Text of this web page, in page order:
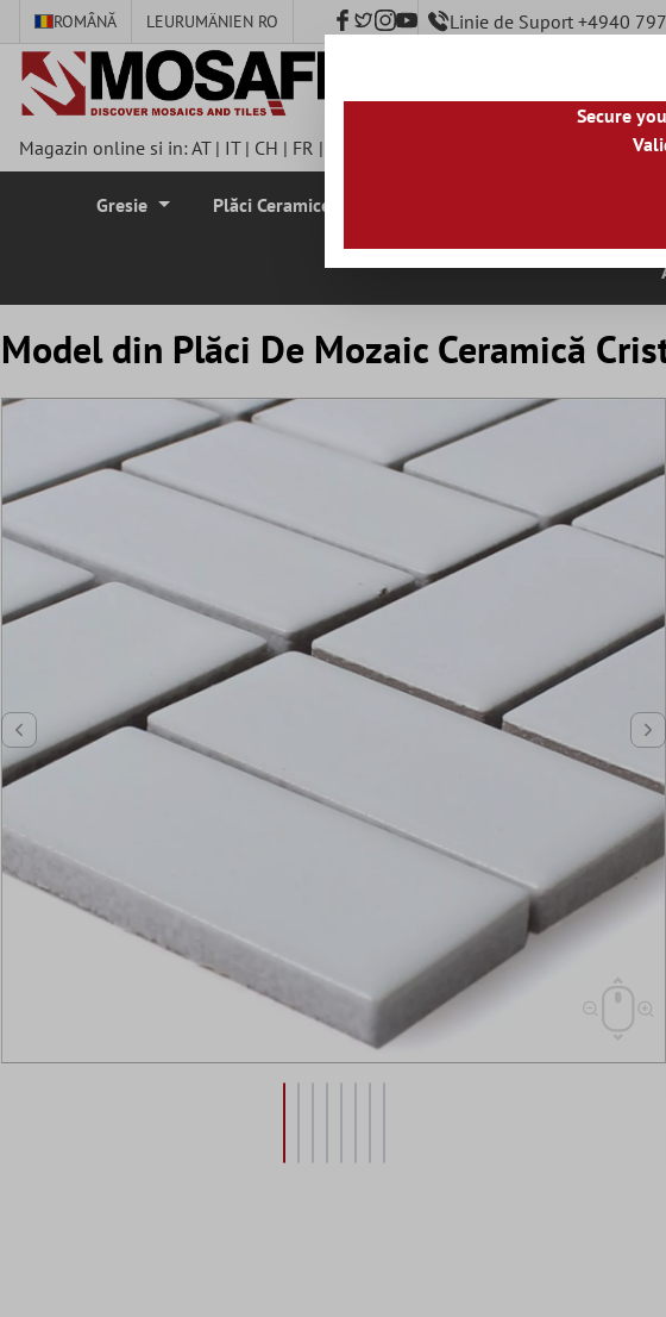
springen
ROMÂNĂ LEURUMÄNIEN RO Linie de Suport +4940
Magazin online si in:AT| IT| CH | FR | ES|
Gresie Plăci Ceramice Pentru Pereti
Model din Plăci De Mozaic Ceramică
Secure